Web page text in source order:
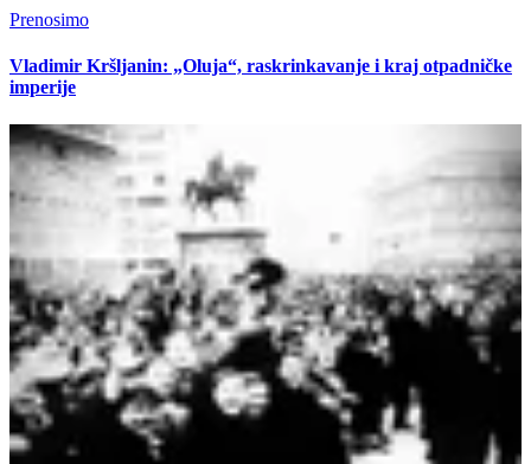
Prenosimo
Vladimir Kršljanin: „Oluja“, raskrinkavanje i kraj otpadničke
imperije